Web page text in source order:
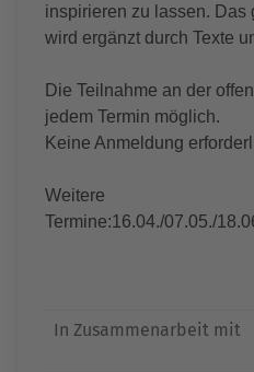
inspirieren zu lassen. Das
wird ergänzt durch Texte
Die Teilnahme an der
jedem Termin möglich.
Keine Anmeldung
Weitere
Termine:16.04./07.05./
In Zusammenarbeit mit